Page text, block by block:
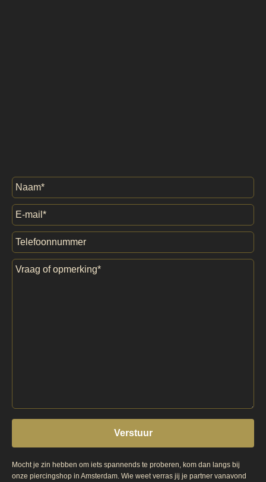
Mocht je zin hebben om iets spannends te proberen, kom dan langs bij
onze piercingshop in Amsterdam. Wie weet verras jij je partner vanavond